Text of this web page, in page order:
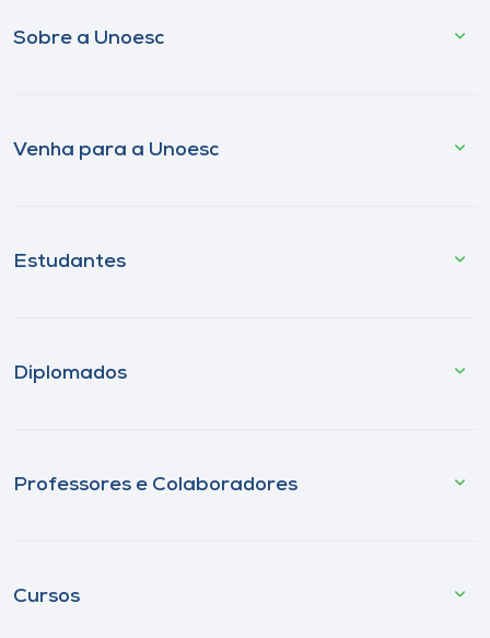
Sobre a Unoesc
Venha para a Unoesc
Estudantes
Diplomados
Professores e Colaboradores
Cursos